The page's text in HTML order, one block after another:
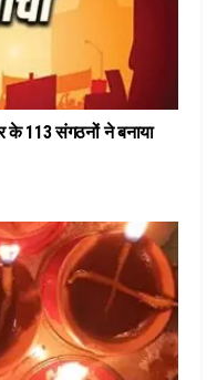
के 113 संगठनों ने बनाया